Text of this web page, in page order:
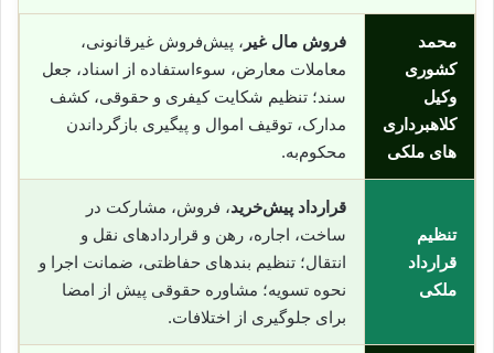
محمد
کشوری
وکیل
کلاهبرداری
های ملکی
فروش مال غیر ، پیش‌فروش غیرقانونی،
معاملات معارض، سوء‌استفاده از اسناد، جعل
سند؛ تنظیم شکایت کیفری و حقوقی، کشف
مدارک، توقیف اموال و پیگیری بازگرداندن
محکوم‌به.
تنظیم
قرارداد
ملکی
قرارداد پیش‌خرید، فروش، مشارکت در
ساخت، اجاره، رهن و قراردادهای نقل و
انتقال؛ تنظیم بندهای حفاظتی، ضمانت اجرا و
نحوه تسویه؛ مشاوره حقوقی پیش از امضا
برای جلوگیری از اختلافات.